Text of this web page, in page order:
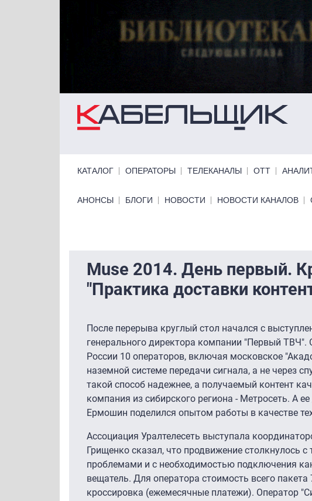
КАТАЛОГ ОПЕРАТОРЫ ТЕЛЕКАНАЛЫ ОТТ
Primary links bottom
АНОНСЫ БЛОГИ НОВОСТИ НОВОСТИ КАНАЛОВ
Muse 2014. День первый.
"Практика доставки
После перерыва круглый стол начался с
генерального директора компании "Первый ТВЧ".
России 10 операторов, включая московское
наземной системе передачи сигнала, а не через
такой способ надежнее, а получаемый контент
компания из сибирского региона - Метросеть. А
Ермошин поделился опытом работы в качестве
Ассоциация Уралтелесеть выступала
Грищенко сказал, что продвижение столкнулось с
проблемами и с необходимостью подключения
вещатель. Для оператора стоимость всего
кроссировка (ежемесячные платежи). Оператор